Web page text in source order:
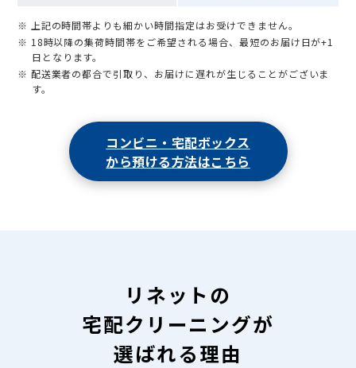
※ 上記の時間帯よりも細かい時間指定はお受けできません。
※ 18時以降の集荷時間帯をご希望される場合、最短のお届け日が+1
日となります。
※ 配送業者の都合で引取り、お届けに遅れが生じることがございま
す。
コンビニ・宅配ボックス
から預ける方法はこちら
リネットの
宅配クリーニングが
選ばれる理由